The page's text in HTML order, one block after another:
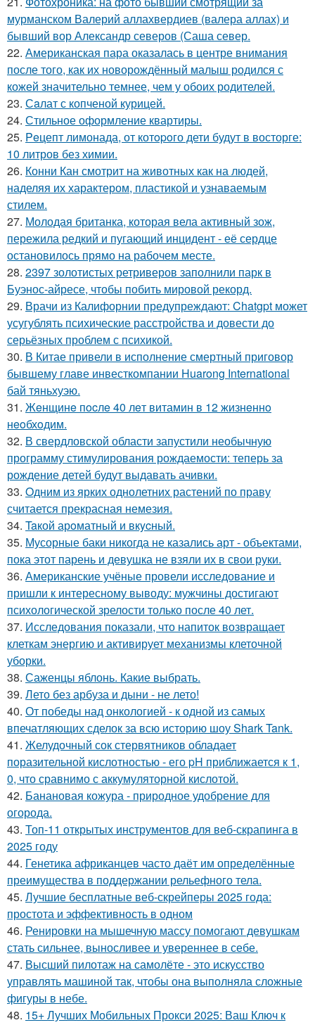
мурманском Валерий аллахвердиев (валера аллах) и
бывший вор Александр северов (Саша север.
22. Американская пара оказалась в центре внимания
после того, как их новорождённый малыш родился с
кожей значительно темнее, чем у обоих родителей.
23. Сaлат с копченой курицей.
24. Стильное оформление квартиры.
25. Peцепт лимонада, от котopoго дети будут в восторге:
10 литров без химии.
26. Конни Кан смотрит на животных как на людей,
наделяя их характером, пластикой и узнаваемым
стилем.
27. Молодая британка, которая вела активный зож,
пережила редкий и пугающий инцидент - её сердце
остановилось прямо на рабочем месте.
28. 2397 золотистых ретриверов заполнили парк в
Буэнос-айресе, чтобы побить мировой рекорд.
29. Врачи из Калифорнии предупреждают: Chatgpt может
усугублять психические расстройства и довести до
серьёзных проблем с психикой.
30. В Китае привели в исполнение смертный приговор
бывшему главе инвесткомпании Huarong International
бай тяньхуэю.
31. Жeнщинe пocлe 40 лeт витамин в 12 жизнeннo
нeoбхoдим.
32. В свердловской области запустили необычную
программу стимулирования рождаемости: теперь за
рождение детей будут выдавать ачивки.
33. Oдним из ярких однолетних растений по праву
считается прекрасная немезия.
34. Taкой арoматный и вкycный.
35. Мусорные баки никогда не казались арт - объектами,
пока этот парень и девушка не взяли их в свои руки.
36. Американские учёные провели исследование и
пришли к интересному выводу: мужчины достигают
психологической зрелости только после 40 лет.
37. Исследования показали, что напиток возвращает
клеткам энергию и активирует механизмы клеточной
уборки.
38. Саженцы яблонь. Какие выбрать.
39. Лето без арбуза и дыни - не лето!
40. От победы над онкологией - к одной из самых
впечатляющих сделок за всю историю шоу Shark Tank.
41. Желудочный сок стервятников обладает
поразительной кислотностью - его pH приближается к 1,
0, что сравнимо с аккумуляторной кислотой.
42. Банановая кожура - природное удобрение для
огорода.
43. Топ-11 открытых инструментов для веб-скрапинга в
2025 году
44. Генетика африканцев часто даёт им определённые
преимущества в поддержании рельефного тела.
45. Лучшие бесплатные веб-скрейперы 2025 года:
простота и эффективность в одном
46. Ренировки на мышечную массу помогают девушкам
стать сильнее, выносливее и увереннее в себе.
47. Высший пилотаж на самолёте - это искусство
управлять машиной так, чтобы она выполняла сложные
фигуры в небе.
48. 15+ Лучших Мобильных Прокси 2025: Ваш Ключ к